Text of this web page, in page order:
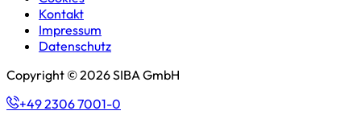
Kontakt
Impressum
Datenschutz
Copyright © 2026 SIBA GmbH
+49 2306 7001-0